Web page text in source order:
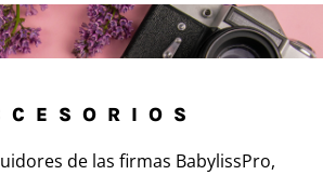
de las firmas BabylissPro,